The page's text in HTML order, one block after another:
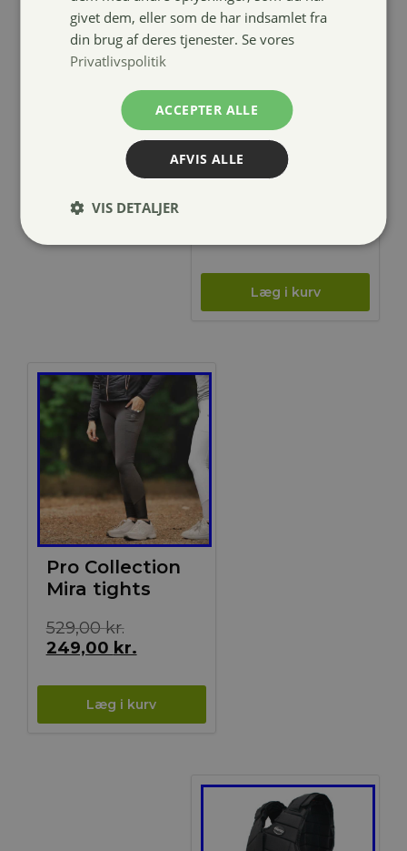
Pro Collection
Mira Show
tights
oprindelige
var:
529,00 kr..
pris
er:
249,00 kr..
Tilbud!
Pro Collection
Mira tights
529,00kr.Den
oprindelige
var:
529,00 kr..
249,00 kr.Den
pris
er:
249,00 kr..
givet dem, eller som de har indsamlet fra
din brug af deres tjenester. Se vores
Privatlivspolitik
ACCEPTER ALLE
AFVIS ALLE
VIS DETALJER